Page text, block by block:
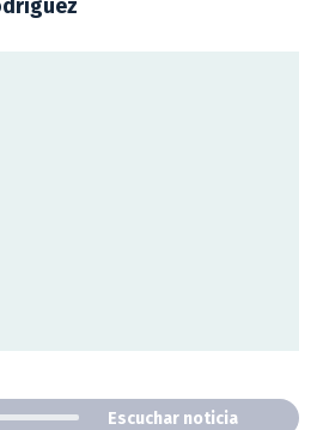
Escuchar noticia